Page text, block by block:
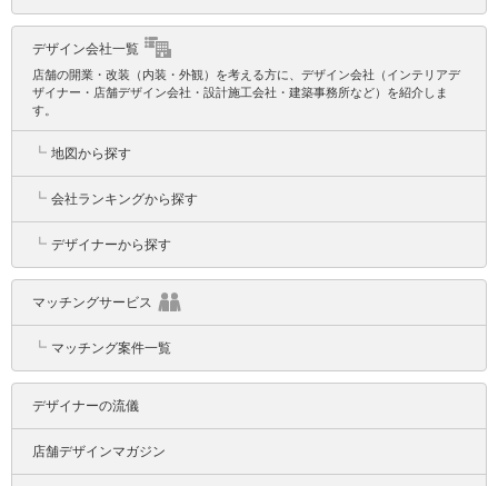
デザイン会社一覧
店舗の開業・改装（内装・外観）を考える方に、デザイン会社（インテリアデ
ザイナー・店舗デザイン会社・設計施工会社・建築事務所など）を紹介しま
す。
┗ 地図から探す
┗ 会社ランキングから探す
┗ デザイナーから探す
マッチングサービス
┗ マッチング案件一覧
デザイナーの流儀
店舗デザインマガジン